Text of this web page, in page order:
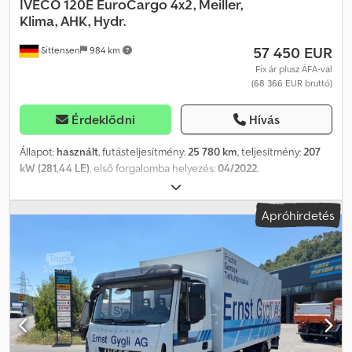
Sittensen 984 km
IVECO120E EuroCargo 4x2, Meiller,
Klima, AHK, Hydr.
57 450 EUR
Fix ár plusz ÁFA-val
(68 366 EUR bruttó)
Érdeklődni Hívás
Állapot: használt, futásteljesítmény:25 780 km, teljesítmény:207
kW (281,44 LE), első forgalomba helyezés:04/2022,
, össztömeg:
2 tengely, következő vizsga (TÜV):04/2026, szín:fehér, hajtástípus:
automata, kibocsátási osztály:Euro 6, teljes szélesség:2 450 mm,
hossza:4 200 mm , rakodótér szélesség:2 380 mm
raktérmagasság:
500 mm, Felszereltség:
ABS, elektronikus
stabilitásprogram (ESP), légkondicionálás
, Meiller 3 oldalra
billenős felépítmény, padlóba süllyesztett rögzítőkarikák,
hidraulikus csatlakozó pótkocsihoz, AHK Rockinger vonófej,
sávtartó asszisztens, távolságtartó tempomat, menetstabilizáló
Apróhirdetés